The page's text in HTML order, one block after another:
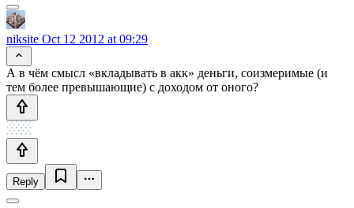
niksite Oct 12 2012 at 09:29
А в чём смысл «вкладывать в акк» деньги, соизмеримые (и
тем более превышающие) с доходом от оного?
Reply